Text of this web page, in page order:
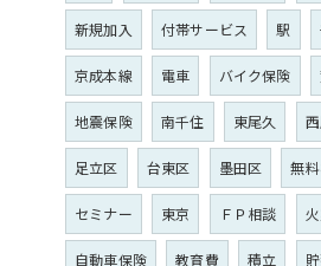
新規加入 付帯サービス 駅
京成本線 電車 バイク保険
地震保険 南千住 東尾久
足立区 台東区 墨田区 無
セミナー 東京 ＦＰ相談
自動車保険 教育費 積立